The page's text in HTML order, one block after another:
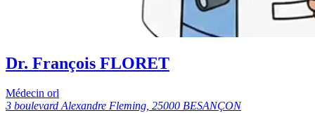
Dr. François FLORET
Médecin orl
3 boulevard Alexandre Fleming, 25000 BESANÇON